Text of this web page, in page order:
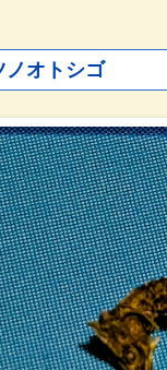
ノオトシゴ